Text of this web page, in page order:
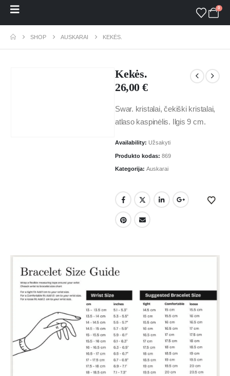
0
SHOP AUSKARAI KEKĖS.
Kekės.
26,00€
Swar. kristalai, čekiški kristalai,
atlaso kaspinėlis. Ilgis 9 cm.
Availability: Užsakyti
Produkto kodas: 869
Kategorija: Auskarai